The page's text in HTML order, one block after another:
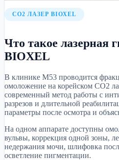
CO2 ЛАЗЕР BIOXEL
Что такое лазерная
BIOXEL
В клинике М53 проводится
омоложение на корейском CO2
современный метод работы с
разрезов и длительной
параметры после осмотра и
На одном аппарате доступны
вульвы, коррекция одной зоны,
недержания мочи, шлифовка
осветление пигментации.